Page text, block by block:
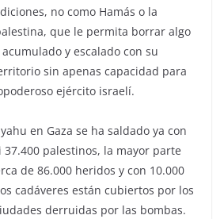
no como Hamás o la
que le permita borrar algo
y escalado con su
sin apenas capacidad para
ejército israelí.
en Gaza se ha saldado ya con
37.400 palestinos, la mayor parte
de 86.000 heridos y con 10.000
cadáveres están cubiertos por los
derruidas por las bombas.